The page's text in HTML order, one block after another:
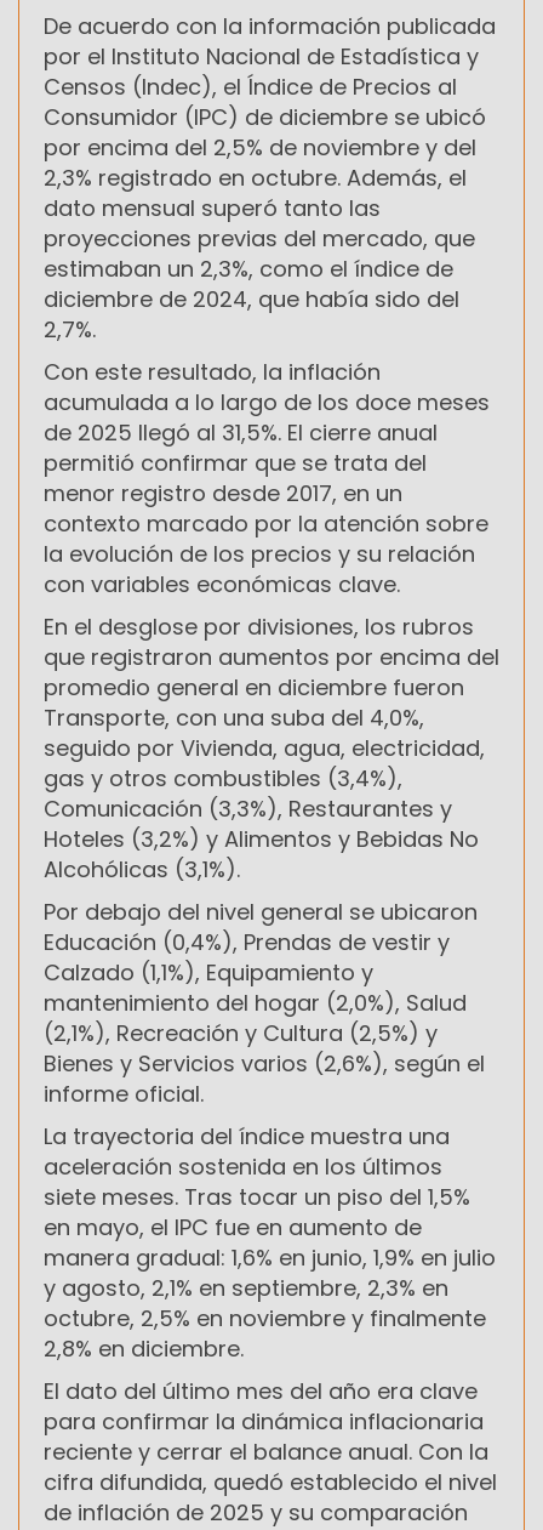
De acuerdo con la información publicada
por el Instituto Nacional de Estadística y
Censos (Indec), el Índice de Precios al
Consumidor (IPC) de diciembre se ubicó
por encima del 2,5% de noviembre y del
2,3% registrado en octubre. Además, el
dato mensual superó tanto las
proyecciones previas del mercado, que
estimaban un 2,3%, como el índice de
diciembre de 2024, que había sido del
2,7%.
Con este resultado, la inflación
acumulada a lo largo de los doce meses
de 2025 llegó al 31,5%. El cierre anual
permitió confirmar que se trata del
menor registro desde 2017, en un
contexto marcado por la atención sobre
la evolución de los precios y su relación
con variables económicas clave.
En el desglose por divisiones, los rubros
que registraron aumentos por encima del
promedio general en diciembre fueron
Transporte, con una suba del 4,0%,
seguido por Vivienda, agua, electricidad,
gas y otros combustibles (3,4%),
Comunicación (3,3%), Restaurantes y
Hoteles (3,2%) y Alimentos y Bebidas No
Alcohólicas (3,1%).
Por debajo del nivel general se ubicaron
Educación (0,4%), Prendas de vestir y
Calzado (1,1%), Equipamiento y
mantenimiento del hogar (2,0%), Salud
(2,1%), Recreación y Cultura (2,5%) y
Bienes y Servicios varios (2,6%), según el
informe oficial.
La trayectoria del índice muestra una
aceleración sostenida en los últimos
siete meses. Tras tocar un piso del 1,5%
en mayo, el IPC fue en aumento de
manera gradual: 1,6% en junio, 1,9% en julio
y agosto, 2,1% en septiembre, 2,3% en
octubre, 2,5% en noviembre y finalmente
2,8% en diciembre.
El dato del último mes del año era clave
para confirmar la dinámica inflacionaria
reciente y cerrar el balance anual. Con la
cifra difundida, quedó establecido el nivel
de inflación de 2025 y su comparación